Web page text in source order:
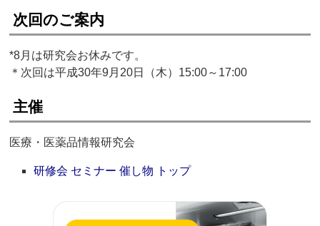
次回のご案内
*8月は研究会お休みです。
＊次回は平成30年9月20日（木）15:00～17:00
主催
医療・医薬品情報研究会
研修会 セミナー 催し物 トップ